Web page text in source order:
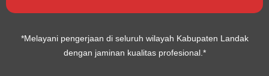
*Melayani pengerjaan di seluruh wilayah Kabupaten Landak
dengan jaminan kualitas profesional.*